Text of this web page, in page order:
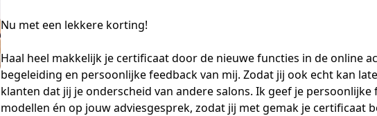
Nu met een lekkere korting!
Haal heel makkelijk je certificaat door de nieuwe functies in de online
begeleiding en persoonlijke feedback van mij. Zodat jij ook echt kan
klanten dat jij je onderscheid van andere salons. Ik geef je persoonlijke
modellen én op jouw adviesgesprek, zodat jij met gemak je certificaat